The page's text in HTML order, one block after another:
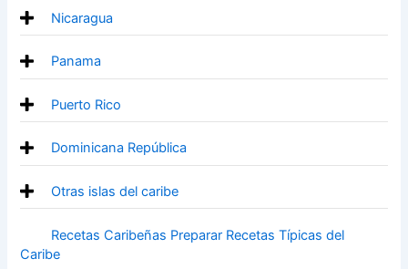
Nicaragua
Panama
Puerto Rico
Dominicana República
Otras islas del caribe
Recetas Caribeñas Preparar Recetas Típicas del
Caribe